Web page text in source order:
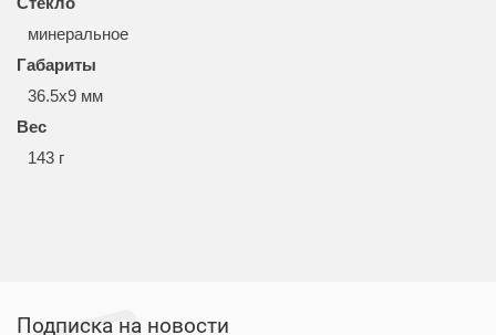
минеральное
Габариты
36.5x9 мм
Вес
143 г
Подписка на новости